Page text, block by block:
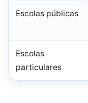
Escolas públicas
Escolas
particulares